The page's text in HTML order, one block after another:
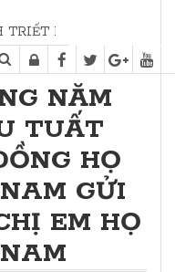
THỜ HỌ
NĂM
TUẤT
HỌ
GỬI
EM HỌ